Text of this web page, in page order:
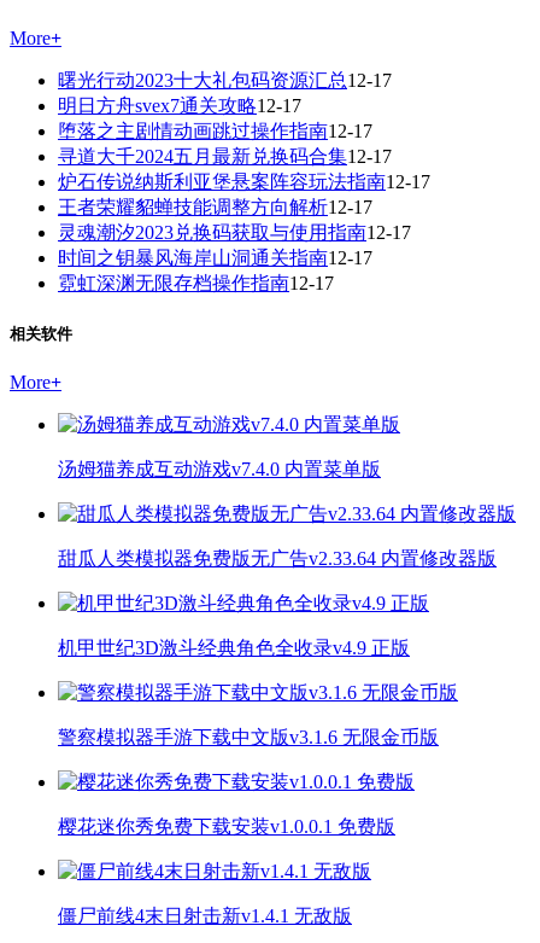
More+
曙光行动2023十大礼包码资源汇总12-17
明日方舟svex7通关攻略12-17
堕落之主剧情动画跳过操作指南12-17
寻道大千2024五月最新兑换码合集12-17
炉石传说纳斯利亚堡悬案阵容玩法指南12-17
王者荣耀貂蝉技能调整方向解析12-17
灵魂潮汐2023兑换码获取与使用指南12-17
时间之钥暴风海岸山洞通关指南12-17
霓虹深渊无限存档操作指南12-17
相关软件
More+
汤姆猫养成互动游戏v7.4.0 内置菜单版
甜瓜人类模拟器免费版无广告v2.33.64 内置修改器版
机甲世纪3D激斗经典角色全收录v4.9 正版
警察模拟器手游下载中文版v3.1.6 无限金币版
樱花迷你秀免费下载安装v1.0.0.1 免费版
僵尸前线4末日射击新v1.4.1 无敌版